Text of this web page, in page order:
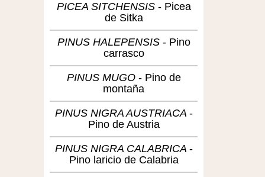
PICEA SITCHENSIS Picea
de Sitka
PINUS HALEPENSIS Pino
carrasco
PINUS MUGO Pino de
montaña
PINUS NIGRA AUSTRIACA
Pino de Austria
PINUS NIGRA CALABRICA
Pino laricio de Calabria